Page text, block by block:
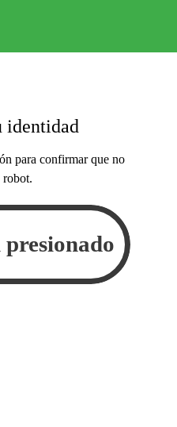
identidad
para confirmar que no
robot.